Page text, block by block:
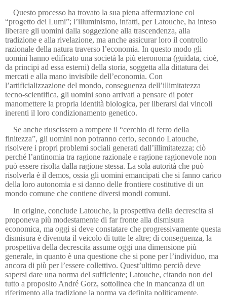
Questo processo ha trovato la sua piena affermazione col
“progetto dei Lumi”; l’illuminismo, infatti, per Latouche, ha inteso
liberare gli uomini dalla soggezione alla trascendenza, alla
tradizione e alla rivelazione, ma anche assicurar loro il controllo
razionale della natura traverso l’economia. In questo modo gli
uomini hanno edificato una società la più eteronoma (guidata, cioè,
da principi ad essa esterni) della storia, soggetta alla dittatura dei
mercati e alla mano invisibile dell’economia. Con
l’artificializzazione del mondo, conseguenza dell’illimitatezza
tecno-scientifica, gli uomini sono arrivati a pensare di poter
manomettere la propria identità biologica, per liberarsi dai vincoli
inerenti il loro condizionamento genetico.
Se anche riuscissero a rompere il “cerchio di ferro della
finitezza”, gli uomini non potranno certo, secondo Latouche,
risolvere i propri problemi sociali generati dall’illimitatezza; ciò
perché l’antinomia tra ragione razionale e ragione ragionevole non
può essere risolta dalla ragione stessa. La sola autorità che può
risolverla è il demos, ossia gli uomini emancipati che si fanno carico
della loro autonomia e si danno delle frontiere costitutive di un
mondo comune che contiene diversi mondi comuni.
In origine, conclude Latouche, la prospettiva della decrescita si
proponeva più modestamente di far fronte alla dismisura
economica, ma oggi si deve constatare che progressivamente questa
dismisura è divenuta il veicolo di tutte le altre; di conseguenza, la
prospettiva della decrescita assume oggi una dimensione più
generale, in quanto è una questione che si pone per l’individuo, ma
ancora di più per l’essere collettivo. Quest’ultimo perciò deve
sapersi dare una norma del sufficiente; Latouche, citando non del
tutto a proposito André Gorz, sottolinea che in mancanza di un
riferimento alla tradizione la norma va definita politicamente.